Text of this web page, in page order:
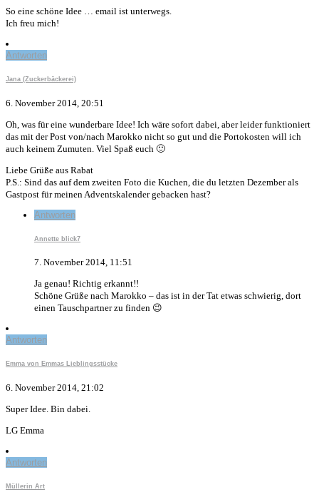
So eine schöne Idee … email ist unterwegs.
Ich freu mich!
Antworten
Jana (Zuckerbäckerei)
6. November 2014, 20:51
Oh, was für eine wunderbare Idee! Ich wäre sofort dabei, aber leider funktioniert
das mit der Post von/nach Marokko nicht so gut und die Portokosten will ich
auch keinem Zumuten. Viel Spaß euch 🙂
Liebe Grüße aus Rabat
P.S.: Sind das auf dem zweiten Foto die Kuchen, die du letzten Dezember als
Gastpost für meinen Adventskalender gebacken hast?
Antworten
Annette blick7
7. November 2014, 11:51
Ja genau! Richtig erkannt!!
Schöne Grüße nach Marokko – das ist in der Tat etwas schwierig, dort
einen Tauschpartner zu finden 😉
Antworten
Emma von Emmas Lieblingsstücke
6. November 2014, 21:02
Super Idee. Bin dabei.
LG Emma
Antworten
Müllerin Art